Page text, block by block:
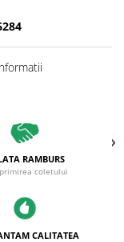
RAMBURS
coletului
CALITATEA